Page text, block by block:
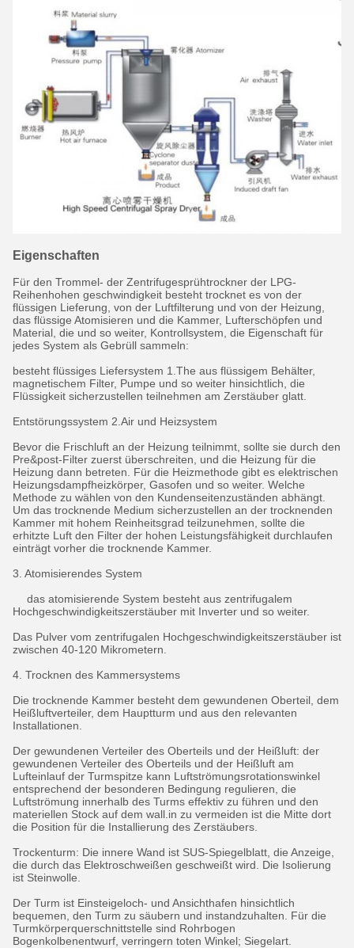
Eigenschaften
Für den Trommel- der Zentrifugesprühtrockner der LPG-
Reihenhohen geschwindigkeit besteht trocknet es von der
flüssigen Lieferung, von der Luftfilterung und von der Heizung,
das flüssige Atomisieren und die Kammer, Lufterschöpfen und
Material, die und so weiter, Kontrollsystem, die Eigenschaft für
jedes System als Gebrüll sammeln:
besteht flüssiges Liefersystem 1.The aus flüssigem Behälter,
magnetischem Filter, Pumpe und so weiter hinsichtlich, die
Flüssigkeit sicherzustellen teilnehmen am Zerstäuber glatt.
Entstörungssystem 2.Air und Heizsystem
Bevor die Frischluft an der Heizung teilnimmt, sollte sie durch den
Pre&post-Filter zuerst überschreiten, und die Heizung für die
Heizung dann betreten. Für die Heizmethode gibt es elektrischen
Heizungsdampfheizkörper, Gasofen und so weiter. Welche
Methode zu wählen von den Kundenseitenzuständen abhängt.
Um das trocknende Medium sicherzustellen an der trocknenden
Kammer mit hohem Reinheitsgrad teilzunehmen, sollte die
erhitzte Luft den Filter der hohen Leistungsfähigkeit durchlaufen
einträgt vorher die trocknende Kammer.
3. Atomisierendes System
das atomisierende System besteht aus zentrifugalem
Hochgeschwindigkeitszerstäuber mit Inverter und so weiter.
Das Pulver vom zentrifugalen Hochgeschwindigkeitszerstäuber ist
zwischen 40-120 Mikrometern.
4. Trocknen des Kammersystems
Die trocknende Kammer besteht dem gewundenen Oberteil, dem
Heißluftverteiler, dem Hauptturm und aus den relevanten
Installationen.
Der gewundenen Verteiler des Oberteils und der Heißluft: der
gewundenen Verteiler des Oberteils und der Heißluft am
Lufteinlauf der Turmspitze kann Luftströmungsrotationswinkel
entsprechend der besonderen Bedingung regulieren, die
Luftströmung innerhalb des Turms effektiv zu führen und den
materiellen Stock auf dem wall.in zu vermeiden ist die Mitte dort
die Position für die Installierung des Zerstäubers.
Trockenturm: Die innere Wand ist SUS-Spiegelblatt, die Anzeige,
die durch das Elektroschweißen geschweißt wird. Die Isolierung
ist Steinwolle.
Der Turm ist Einsteigeloch- und Ansichthafen hinsichtlich
bequemen, den Turm zu säubern und instandzuhalten. Für die
Turmkörperquerschnittstelle sind Rohrbogen
Bogenkolbenentwurf, verringern toten Winkel; Siegelart.